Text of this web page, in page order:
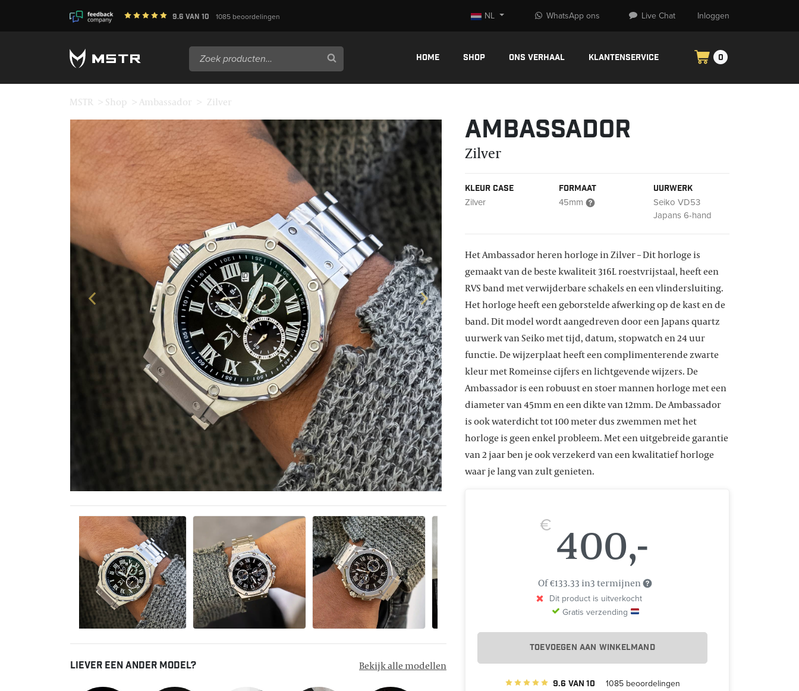
9.6 van 10 1085 beoordelingen NL WhatsApp ons Live Chat Inloggen
Zoeken
naar:
Home Shop Ons verhaal Klantenservice 0
MSTR > Shop > Ambassador > Zilver
Liever een ander model? Bekijk alle modellen
Ambassador
Zilver
Kleur case Formaat Uurwerk
Zilver 45mm
Seiko VD53
Japans 6-hand
Het Ambassador heren horloge in Zilver – Dit horloge is
gemaakt van de beste kwaliteit 316L roestvrijstaal, heeft een
RVS band met verwijderbare schakels en een vlindersluiting.
Het horloge heeft een geborstelde afwerking op de kast en de
band. Dit model wordt aangedreven door een Japans quartz
uurwerk van Seiko met tijd, datum, stopwatch en 24 uur
functie. De wijzerplaat heeft een complimenterende zwarte
kleur met Romeinse cijfers en lichtgevende wijzers. De
Ambassador is een robuust en stoer mannen horloge met een
diameter van 45mm en een dikte van 12mm. De Ambassador
is ook waterdicht tot 100 meter dus zwemmen met het
horloge is geen enkel probleem. Met een uitgebreide garantie
van 2 jaar ben je ook verzekerd van een kwalitatief horloge
waar je lang van zult genieten.
€ 400,-
Of €133.33 in3 termijnen
Dit product is uitverkocht
Gratis verzending
TOEVOEGEN AAN WINKELMAND
9.6 van 10 1085 beoordelingen